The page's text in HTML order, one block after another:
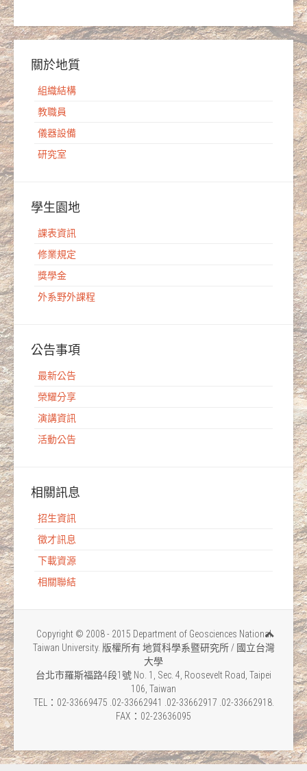
關於地質
組織結構
教職員
儀器設備
研究室
學生園地
課表資訊
修業規定
獎學金
外系野外課程
公告事項
最新公告
榮耀分享
演講資訊
活動公告
相關訊息
招生資訊
徵才訊息
下載資源
相關聯結
Copyright © 2008 - 2015 Department of Geosciences National
Taiwan University. 版權所有 地質科學系暨研究所 / 國立台灣
大學
台北市羅斯福路4段1號 No. 1, Sec. 4, Roosevelt Road, Taipei
106, Taiwan
TEL：02-33669475 .02-33662941 .02-33662917 .02-33662918.
FAX：02-23636095